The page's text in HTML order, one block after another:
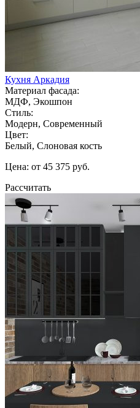
Кухня Аркадия
Материал фасада:
МДФ, Экошпон
Стиль:
Модерн, Современный
Цвет:
Белый, Слоновая кость
Цена: от 45 375 руб.
Рассчитать